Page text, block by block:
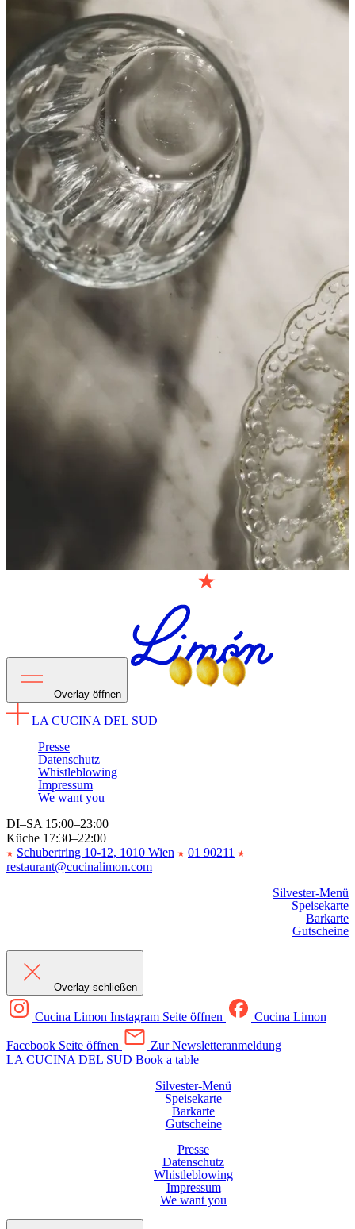
Overlay öffnen
LA CUCINA DEL SUD
Presse
Datenschutz
Whistleblowing
Impressum
We want you
DI–SA 15:00–23:00
Küche 17:30–22:00
Schubertring 10-12, 1010 Wien
01 90211
restaurant@cucinalimon.com
Silvester-Menü
Speisekarte
Barkarte
Gutscheine
Overlay schließen
Cucina Limon Instagram Seite öffnen Cucina Limon
Facebook Seite öffnen
Zur Newsletteranmeldung
LA CUCINA DEL SUD Book a table
Silvester-Menü
Speisekarte
Barkarte
Gutscheine
Presse
Datenschutz
Whistleblowing
Impressum
We want you